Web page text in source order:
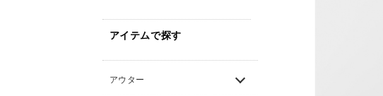
アイテムで探す
アウター